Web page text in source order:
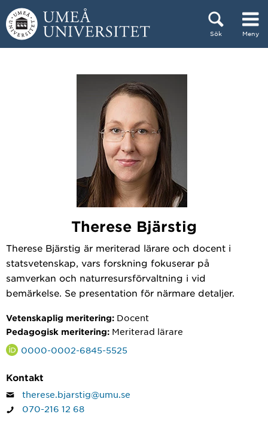
Hoppa direkt till innehållet
Sök Meny
Therese Bjärstig
Therese Bjärstig är meriterad lärare och docent i
statsvetenskap, vars forskning fokuserar på
samverkan och naturresursförvaltning i vid
bemärkelse. Se presentation för närmare detaljer.
Vetenskaplig meritering: Docent
Pedagogisk meritering: Meriterad lärare
0000-0002-6845-5525
Kontakt
therese.bjarstig@umu.se
070-216 12 68